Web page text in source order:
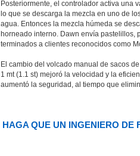
Posteriormente, el controlador activa una
lo que se descarga la mezcla en uno de
agua. Entonces la mezcla húmeda se
horneado interno. Dawn envía pastelillos,
terminados a clientes reconocidos como
El cambio del volcado manual de sacos
1 mt (1.1 st) mejoró la velocidad y la
aumentó la seguridad, al tiempo que
HAGA QUE UN INGENIERO DE